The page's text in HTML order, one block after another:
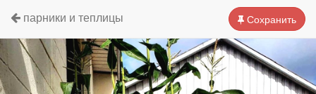
Сохранить
парники и теплицы